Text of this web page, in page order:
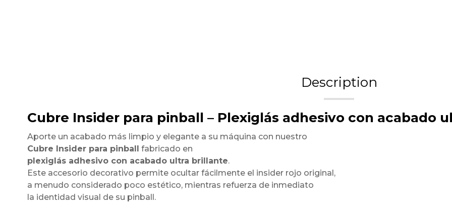
Description
Cubre Insider para pinball – Plexiglás adhesivo con acabado
Aporte un acabado más limpio y elegante a su máquina con nuestro
Cubre Insider para pinball fabricado en
plexiglás adhesivo con acabado ultra brillante.
Este accesorio decorativo permite ocultar fácilmente el insider rojo original,
a menudo considerado poco estético, mientras refuerza de inmediato
la identidad visual de su pinball.